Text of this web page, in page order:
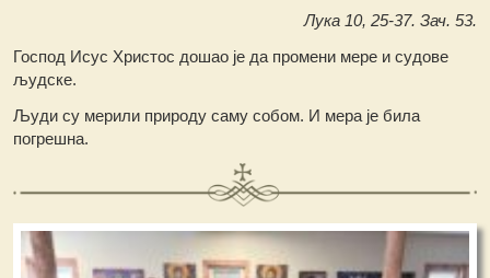
Лука 10, 25-37. Зач. 53.
Господ Исус Христос дошао је да промени мере и судове
људске.
Људи су мерили природу саму собом. И мера је била
погрешна.